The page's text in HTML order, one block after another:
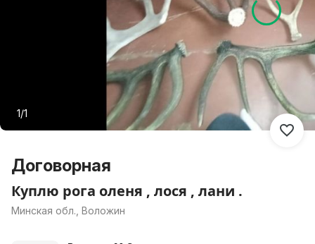
1/1
Договорная
Куплю рога оленя , лося , лани .
Минская обл., Воложин